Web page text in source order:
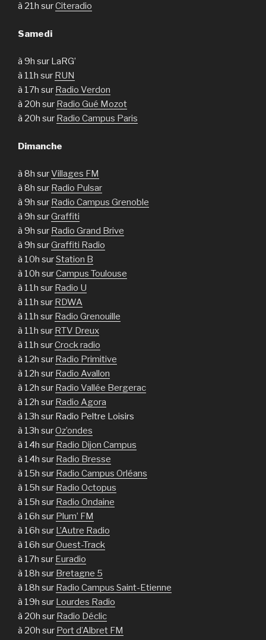
à 21h surCiteradio
Samedi
à 9h sur LaRG’
à 11h sur RUN
à 17h sur Radio Verdon
à 20h sur Radio Gué Mozot
à 20h sur Radio Campus Paris
Dimanche
à 8h surVillages FM
à 8h sur Radio Pulsar
à 9h sur Radio Campus Grenoble
à 9h surGraffiti
à 9h sur Radio Grand Brive
à 9h surGraffiti Radio
à 10h surStation B
à 10h surCampus Toulouse
à 11h sur Radio U
à 11h sur RDWA
à 11h sur Radio Grenouille
à 11h sur RTV Dreux
à 11h surCrock radio
à 12h sur Radio Primitive
à 12h sur Radio Avallon
à 12h sur Radio Vallée Bergerac
à 12h sur Radio Agora
à 13h sur Radio Peltre Loisirs
à 13h surOz’ondes
à 14h sur Radio Dijon Campus
à 14h sur Radio Bresse
à 15h sur Radio Campus Orléans
à 15h sur Radio Octopus
à 15h sur Radio Ondaine
à 16h sur Plum’ FM
à 16h sur L’Autre Radio
à 16h surOuest-Track
à 17h sur Euradio
à 18h sur Bretagne 5
à 18h sur Radio Campus Saint-Etienne
à 19h sur Lourdes Radio
à 20h sur Radio Déclic
à 20h sur Port d’Albret FM